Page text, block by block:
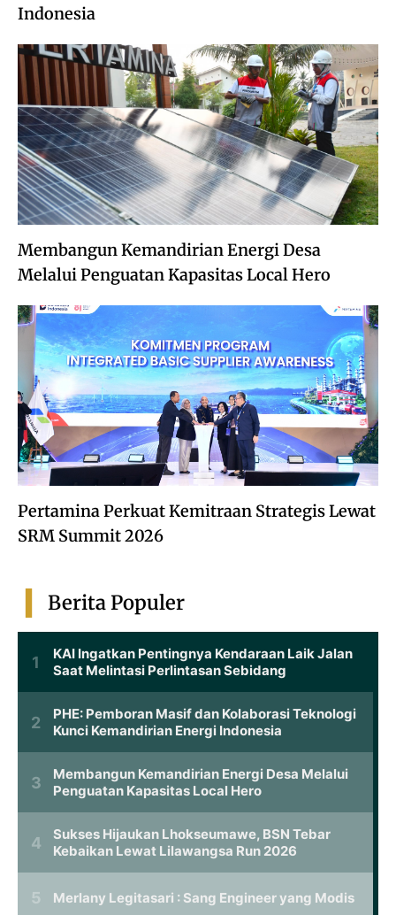
Indonesia
Membangun Kemandirian Energi Desa
Melalui Penguatan Kapasitas Local Hero
Pertamina Perkuat Kemitraan Strategis Lewat
SRM Summit 2026
Berita Populer